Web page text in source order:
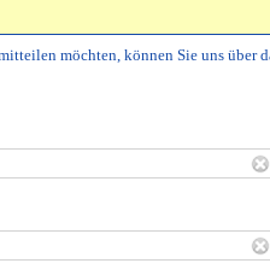
möchten, können Sie uns über